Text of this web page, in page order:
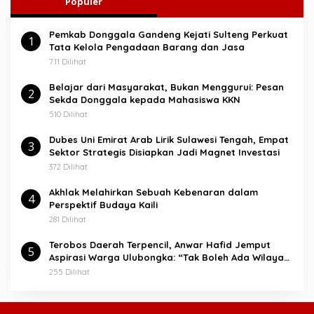
n
u
k
1
Pemkab Donggala Gandeng Kejati Sulteng Perkuat
Tata Kelola Pengadaan Barang dan Jasa
711 Dilihat
2
Belajar dari Masyarakat, Bukan Menggurui: Pesan
Sekda Donggala kepada Mahasiswa KKN
510 Dilihat
3
Dubes Uni Emirat Arab Lirik Sulawesi Tengah, Empat
Sektor Strategis Disiapkan Jadi Magnet Investasi
372 Dilihat
4
Akhlak Melahirkan Sebuah Kebenaran dalam
Perspektif Budaya Kaili
281 Dilihat
5
Terobos Daerah Terpencil, Anwar Hafid Jemput
Aspirasi Warga Ulubongka: “Tak Boleh Ada Wilayah
yang Tertinggal”
255 Dilihat